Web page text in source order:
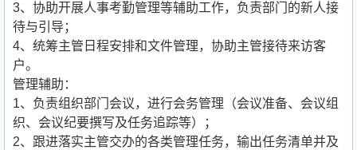
3、协助开展人事考勤管理等辅助工作，负责部门的新人接
待与引导；
4、统筹主管日程安排和文件管理，协助主管接待来访客
户。
管理辅助：
1、负责组织部门会议，进行会务管理（会议准备、会议组
织、会议纪要撰写及任务追踪等）；
2、跟进落实主管交办的各类管理任务，输出任务清单并及